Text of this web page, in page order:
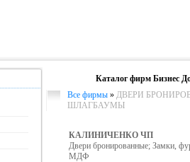
Каталог фирм Бизнес
Все фирмы » ДВЕРИ
ШЛАГБАУМЫ
КАЛИНИЧЕНКО ЧП
Двери бронированные; Замки,
МДФ